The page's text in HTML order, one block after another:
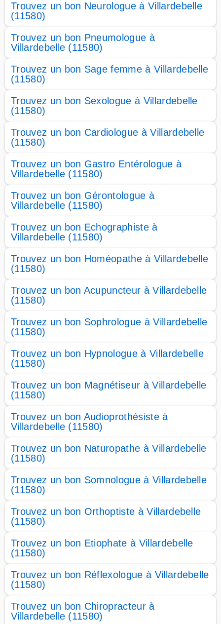
Trouvez un bon Neurologue à Villardebelle
(11580)
Trouvez un bon Pneumologue à
Villardebelle (11580)
Trouvez un bon Sage femme à Villardebelle
(11580)
Trouvez un bon Sexologue à Villardebelle
(11580)
Trouvez un bon Cardiologue à Villardebelle
(11580)
Trouvez un bon Gastro Entérologue à
Villardebelle (11580)
Trouvez un bon Gérontologue à
Villardebelle (11580)
Trouvez un bon Echographiste à
Villardebelle (11580)
Trouvez un bon Homéopathe à Villardebelle
(11580)
Trouvez un bon Acupuncteur à Villardebelle
(11580)
Trouvez un bon Sophrologue à Villardebelle
(11580)
Trouvez un bon Hypnologue à Villardebelle
(11580)
Trouvez un bon Magnétiseur à Villardebelle
(11580)
Trouvez un bon Audioprothésiste à
Villardebelle (11580)
Trouvez un bon Naturopathe à Villardebelle
(11580)
Trouvez un bon Somnologue à Villardebelle
(11580)
Trouvez un bon Orthoptiste à Villardebelle
(11580)
Trouvez un bon Etiophate à Villardebelle
(11580)
Trouvez un bon Réflexologue à Villardebelle
(11580)
Trouvez un bon Chiropracteur à
Villardebelle (11580)